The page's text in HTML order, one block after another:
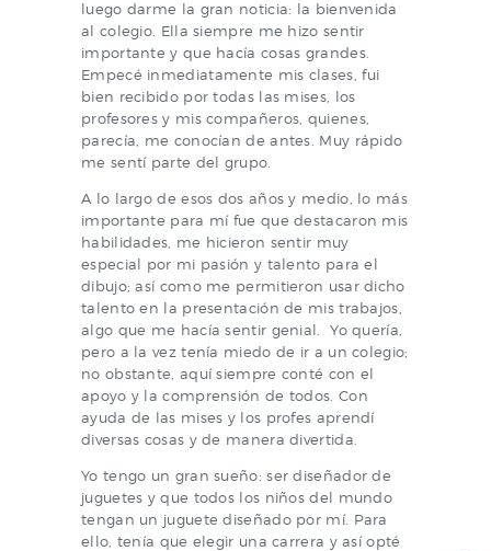
luego darme la gran noticia: la bienvenida
al colegio. Ella siempre me hizo sentir
importante y que hacía cosas grandes.
Empecé inmediatamente mis clases, fui
bien recibido por todas las mises, los
profesores y mis compañeros, quienes,
parecía, me conocían de antes. Muy rápido
me sentí parte del grupo.
A lo largo de esos dos años y medio, lo más
importante para mí fue que destacaron mis
habilidades, me hicieron sentir muy
especial por mi pasión y talento para el
dibujo; así como me permitieron usar dicho
talento en la presentación de mis trabajos,
algo que me hacía sentir genial. Yo quería,
pero a la vez tenía miedo de ir a un colegio;
no obstante, aquí siempre conté con el
apoyo y la comprensión de todos. Con
ayuda de las mises y los profes aprendí
diversas cosas y de manera divertida.
Yo tengo un gran sueño: ser diseñador de
juguetes y que todos los niños del mundo
tengan un juguete diseñado por mí. Para
ello, tenía que elegir una carrera y así opté